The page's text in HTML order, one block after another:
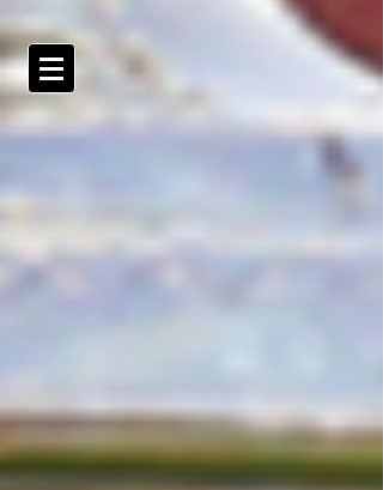
MONTEKIO & CO.
מונטקיו ושות' משרד עורכי-דין